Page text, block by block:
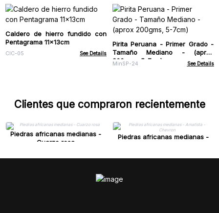
Caldero de hierro fundido con
Pentagrama 11x13cm
CIC-05 See Details
Pirita Peruana - Primer Grado -
Tamaño Mediano - (aprox
200gms, 5-7cm)
MinSP-24 See Details
Clientes que compraron recientemente
Piedras africanas medianas -
Cuarzo rosa
Piedras africanas medianas -